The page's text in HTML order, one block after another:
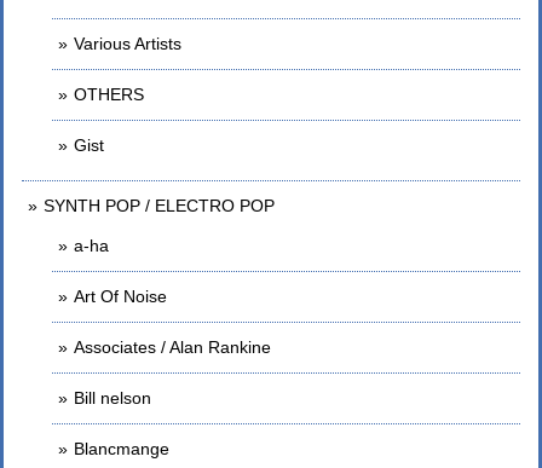
Various Artists
OTHERS
Gist
SYNTH POP / ELECTRO POP
a-ha
Art Of Noise
Associates / Alan Rankine
Bill nelson
Blancmange